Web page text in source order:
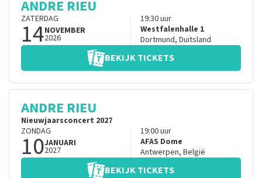
ANDRE RIEU
ZATERDAG
14NOVEMBER
2026
19:30uur
Westfalenhalle 1
Dortmund, Duitsland
BEKIJK TICKETS
ANDRE RIEU
Nieuwjaarsconcert 2027
ZONDAG
10JANUARI
2027
19:00uur
AFAS Dome
Antwerpen, België
BEKIJK TICKETS